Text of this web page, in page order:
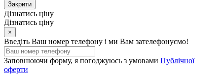
Закрити
Дізнатись ціну
Дізнатись ціну
×
Введіть Ваш номер телефону і ми Вам зателефонуємо!
Заповнюючи форму, я погоджуюсь з умовами Публічної
оферти